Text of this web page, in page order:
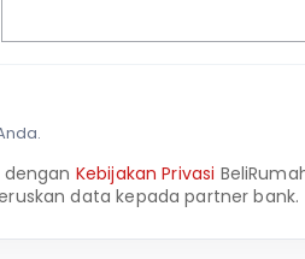
Kebijakan Privasi
data kepada partner bank.